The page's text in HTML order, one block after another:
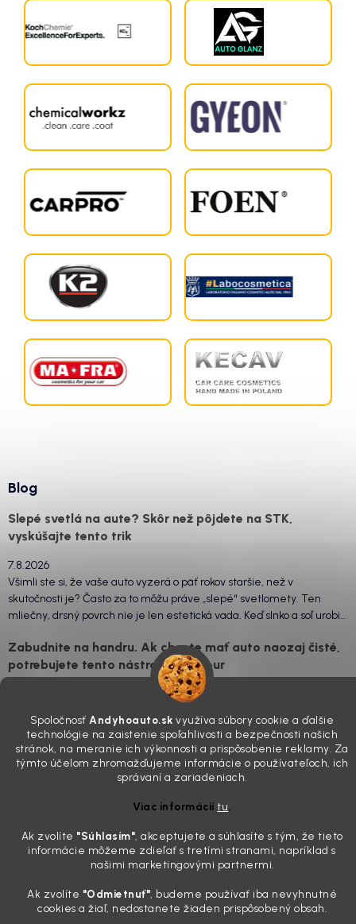
Spoločnosť Andyhoauto.sk využíva súbory cookie a ďalšie
technológie na zaistenie spoľahlivosti a bezpečnosti našich
stránok, na meranie ich výkonnosti a prispôsobenie reklamy. Za
týmto účelom zhromažďujeme informácie o používateľoch, ich
správaní a zariadeniach.
Viac informáciítu.
Ak zvolíte "Súhlasím", akceptujete a súhlasíte s tým, že tieto
informácie môžeme zdieľať s tretími stranami, napríklad s
našimi marketingovými partnermi.
Ak zvolíte "Odmietnuť", budeme používať iba nevyhnutné
cookies a žiaľ, nedostanete žiaden prispôsobený obsah.
Blog
Slepé svetlá na aute? Skôr než pôjdete na STK,
vyskúšajte tento trik
7.8.2026
Všimli ste si, že vaše auto vyzerá o päť rokov staršie, než v
skutočnosti je? Často za to môžu práve „slepé“ svetlomety. Ten
mliečny, drsný povrch nie je len estetická vada. Keď slnko a soľ urobia
Zabudnite na handru. Ak chcete mať auto naozaj čisté,
potrebujete tento nástroj za pár eur
„upratanom“ aute, no pri pohľade na palubnú dosku vás ide poraziť. V
mriežkach ventilácie, okolo tlačidiel a v švíkoch sedačiek na vás stále
drzo pozerá prach. Handra ani vysávač tam jednodu...
Detailing nemusí stáť výplatu: 5 kúskov autokozmetiky,
Sobotné ráno, káva v ruke a pred vami zaprášená kapota. Pre
niekoho nuda, pre nás najlepší relax. Lenže keď si v košíku spočítate
všetky tie fľaštičky, šampóny a utierky, výsledná suma vie poriadne
pokaziť náladu. Dobrá správa je, že aj profi výbava ...